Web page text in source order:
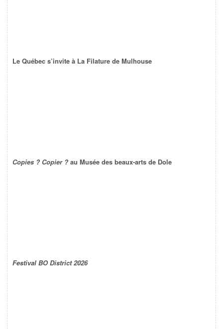
Le Québec s’invite à La Filature de Mulhouse
Copies ? Copier ? au Musée des beaux-arts de Dole
Festival BO District 2026